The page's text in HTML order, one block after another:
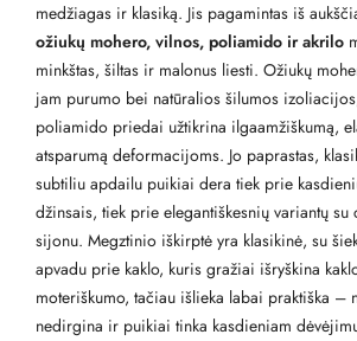
medžiagas ir klasiką. Jis pagamintas iš
ožiukų mohero, vilnos, poliamido ir akrilo
minkštas, šiltas ir malonus liesti. Ožiukų
jam purumo bei natūralios šilumos
poliamido priedai užtikrina ilgaamžiškumą,
atsparumą deformacijoms. Jo paprastas,
subtiliu apdailu puikiai dera tiek prie
džinsais, tiek prie elegantiškesnių variantų
sijonu. Megztinio iškirptė yra klasikinė, su
apvadu prie kaklo, kuris gražiai išryškina
moteriškumo, tačiau išlieka labai praktiška –
nedirgina ir puikiai tinka kasdieniam